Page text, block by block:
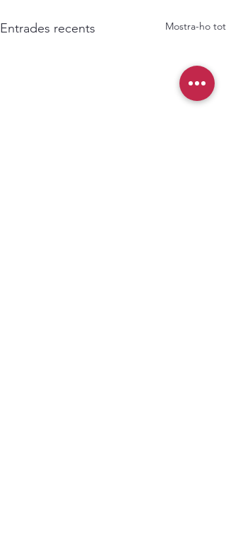
Entrades recents Mostra-ho tot